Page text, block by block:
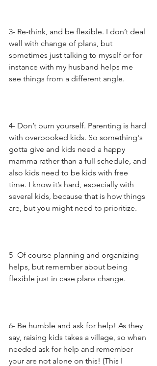
3- Re-think, and be flexible. I don’t deal
well with change of plans, but
sometimes just talking to myself or for
instance with my husband helps me
see things from a different angle.
4- Don’t burn yourself. Parenting is hard
with overbooked kids. So something's
gotta give and kids need a happy
mamma rather than a full schedule, and
also kids need to be kids with free
time. I know it’s hard, especially with
several kids, because that is how things
are, but you might need to prioritize.
5- Of course planning and organizing
helps, but remember about being
flexible just in case plans change.
6- Be humble and ask for help! As they
say, raising kids takes a village, so when
needed ask for help and remember
your are not alone on this! (This I